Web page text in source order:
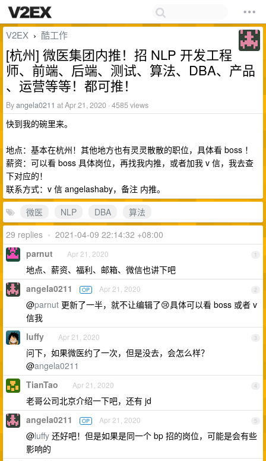
V2EX › 酷工作
[杭州] 微医集团内推！招 NLP 开发工程
师、前端、后端、测试、算法、DBA、产品
、运营等等！都可推！
Byangela0211 at Apr 21, 2020 · 4585 views
快到我的碗里来。
地点：基本在杭州！其他地方也有灵灵散散的职位，具体看 boss ！
薪资：可以看 boss 具体岗位，再找我内推，或者加我 v 信，我去查
下对应的！
联系方式：v 信 angelashaby，备注 内推。
微医
NLP DBA
算法
29 replies • 2021-04-09 22:14:32 +08:00
1
parnut Apr 21, 2020
地点、薪资、福利、邮箱、微信也讲下吧
2
angela0211 OP Apr 21, 2020
@parnut 更新了一半，就不让编辑了😢具体可以看 boss 或者 v
信我
3
luffy Apr 21, 2020
问下，如果微医约了一次，但是没去，会怎么样？
@angela0211
4
TianTao Apr 21, 2020
老哥公司北京介绍一下吧，还有 jd
5
angela0211 OP Apr 21, 2020
@luffy 还好吧！但是如果是同一个 bp 招的岗位，可能是会有些
影响的